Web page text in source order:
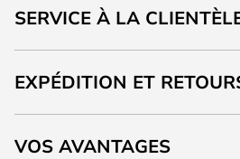
SERVICE À LA
EXPÉDITION ET
VOS AVANTAGES